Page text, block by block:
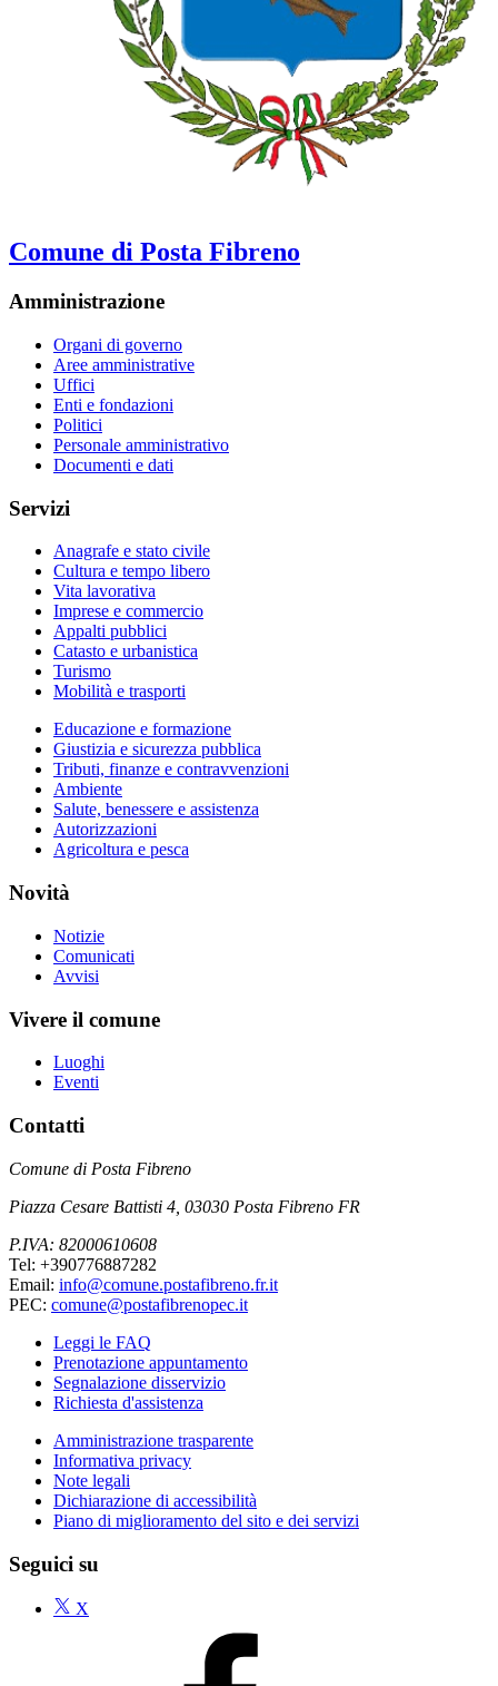
Comune di Posta Fibreno
Amministrazione
Organi di governo
Aree amministrative
Uffici
Enti e fondazioni
Politici
Personale amministrativo
Documenti e dati
Servizi
Anagrafe e stato civile
Cultura e tempo libero
Vita lavorativa
Imprese e commercio
Appalti pubblici
Catasto e urbanistica
Turismo
Mobilità e trasporti
Educazione e formazione
Giustizia e sicurezza pubblica
Tributi, finanze e contravvenzioni
Ambiente
Salute, benessere e assistenza
Autorizzazioni
Agricoltura e pesca
Novità
Notizie
Comunicati
Avvisi
Vivere il comune
Luoghi
Eventi
Contatti
Comune di Posta Fibreno
Piazza Cesare Battisti 4, 03030 Posta Fibreno FR
P.IVA: 82000610608
Tel: +390776887282
Email: info@comune.postafibreno.fr.it
PEC: comune@postafibrenopec.it
Leggi le FAQ
Prenotazione appuntamento
Segnalazione disservizio
Richiesta d'assistenza
Amministrazione trasparente
Informativa privacy
Note legali
Dichiarazione di accessibilità
Piano di miglioramento del sito e dei servizi
Seguici su
X